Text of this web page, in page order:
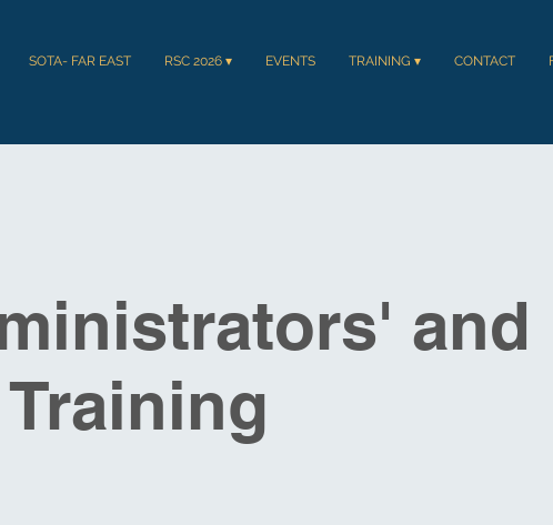
SOTA- FAR EAST RSC 2026 ▾ EVENTS TRAINING ▾ CONTACT
and